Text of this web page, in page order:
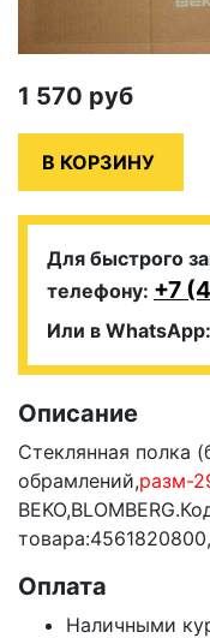
1 570 руб
Для быстрого
телефону: +7
Или в WhatsApp:
Описание
Стеклянная полка
обрамлений,разм-
Оплата
Наличными